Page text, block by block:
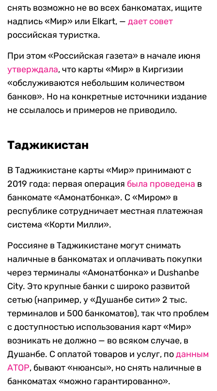
снять возможно не во всех банкоматах, ищите
надпись «Мир» или Elkart, — дает совет
российская туристка.
При этом «Российская газета» в начале июня
утверждала, что карты «Мир» в Киргизии
«обслуживаются небольшим количеством
банков». Но на конкретные источники издание
не ссылалось и примеров не приводило.
Таджикистан
В Таджикистане карты «Мир» принимают с
2019 года: первая операция была проведена в
банкомате «Амонатбонка». С «Миром» в
республике сотрудничает местная платежная
система «Корти Милли».
Россияне в Таджикистане могут снимать
наличные в банкоматах и оплачивать покупки
через терминалы «Амонатбонка» и Dushanbe
City. Это крупные банки с широко развитой
сетью (например, у «Душанбе сити» 2 тыс.
терминалов и 500 банкоматов), так что проблем
с доступностью использования карт «Мир»
возникать не должно — во всяком случае, в
Душанбе. С оплатой товаров и услуг, поданным
АТОР, бывают «нюансы», но снять наличные в
банкоматах «можно гарантированно».